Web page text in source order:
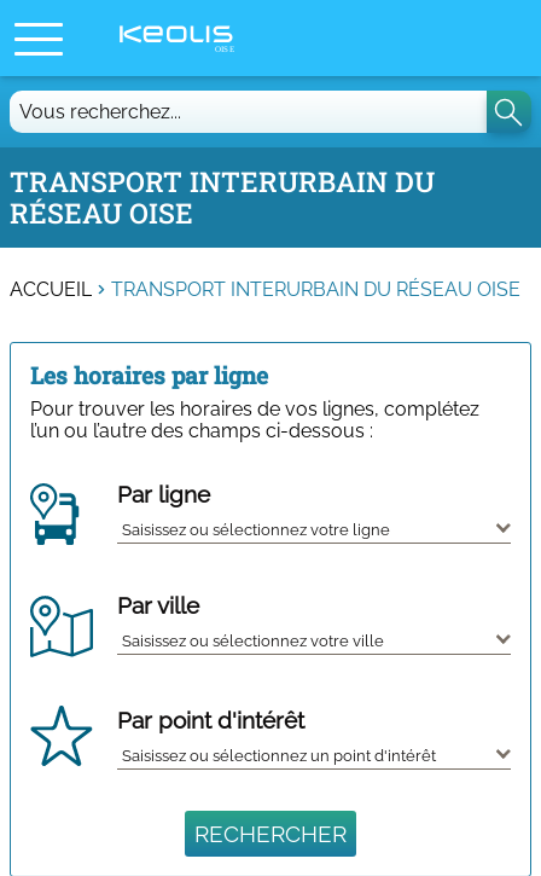
Vous
recherchez...
TRANSPORT INTERURBAIN DU
RÉSEAU OISE
ACCUEIL TRANSPORT INTERURBAIN DU RÉSEAU OISE
Les horaires par ligne
Pour trouver les horaires de vos lignes, complétez
l’un ou l’autre des champs ci-dessous :
Par ligne
Par ville
Par point d'intérêt
RECHERCHER